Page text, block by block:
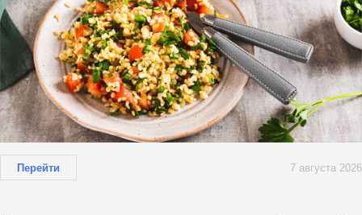
Перейти 7 августа 2026